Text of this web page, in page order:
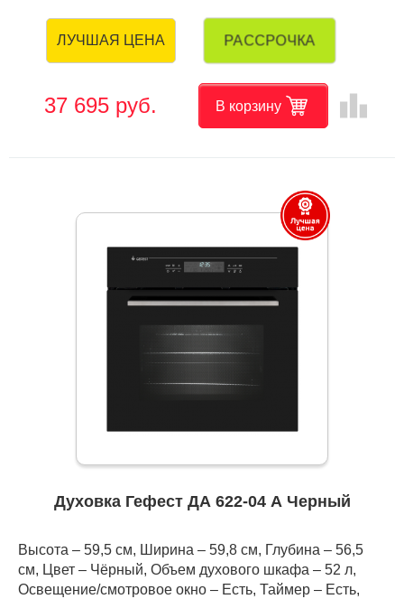
ЛУЧШАЯ ЦЕНА РАССРОЧКА
37 695 руб. В корзину leaderboard
Духовка Гефест ДА 622-04 А Черный
Высота – 59,5 см, Ширина – 59,8 см, Глубина – 56,5
см, Цвет – Чёрный, Объем духового шкафа – 52 л,
Освещение/смотровое окно – Есть, Таймер – Есть,